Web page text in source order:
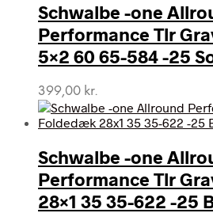
Schwalbe -one
Performance Tlr
5×2 60 65-584 -25
399,00 kr.
Schwalbe -one
Performance Tlr
28×1 35 35-622 -25